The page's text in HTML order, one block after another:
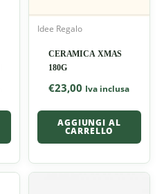
Idee Regalo
CERAMICA XMAS
180G
€23,00 Iva inclusa
AGGIUNGI AL
CARRELLO